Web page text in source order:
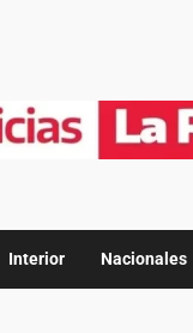
Interior Nacionales